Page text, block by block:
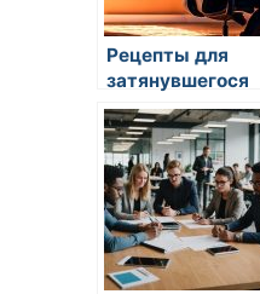
Рецепты для
затянувшегося
летнего обеда